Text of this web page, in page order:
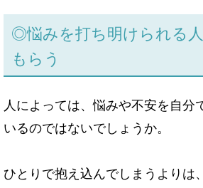
◎悩みを打ち明けられる
もらう
人によっては、悩みや不安を自分
いるのではないでしょうか。
ひとりで抱え込んでしまうよりは